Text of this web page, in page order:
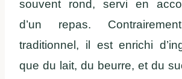
souvent rond, servi en
d’un repas.
traditionnel, il est enrichi
que du lait, du beurre, et du